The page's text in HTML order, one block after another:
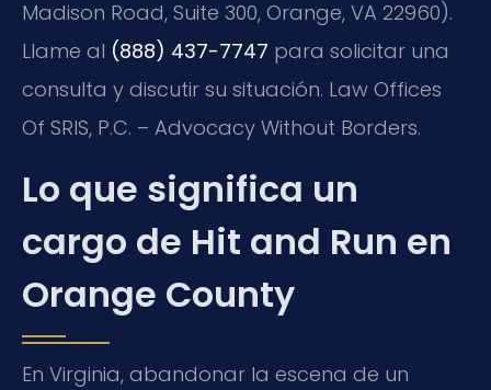
Madison Road, Suite 300, Orange, VA 22960).
Llame al (888) 437-7747 para solicitar una
consulta y discutir su situación. Law Offices
Of SRIS, P.C. – Advocacy Without Borders.
Lo que significa un
cargo de Hit and Run en
Orange County
En Virginia, abandonar la escena de un